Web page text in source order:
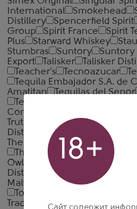
International
Smokehead
Distillery
Spencerfield Spirit
Group
Spirit France Spirit
Plus
Starward Whiskey
Stumbras
Suntory Suntory
Export
Talisker Talisker
Teacher's
Tecnoazucar
Tequila Embajador S.A. de
Amatitan
Tequilas del Senor
Tessendier
Company
Truth
The Cotswolds Distillery
Distillery
The English Whisky
The Glenrothes
The
The Irishman
The
Owl Distillery
The Patron
Distillery
The Small Batch
Malt Whisky Company
Tobermory
Tradition Mexico
Travellers
18+
Сайт содержит